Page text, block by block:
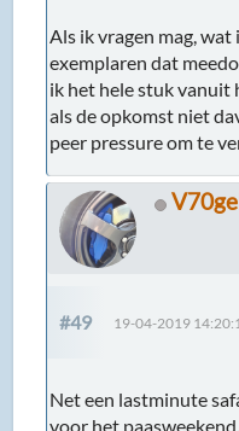
Als ik vragen mag,
exemplaren dat
ik het hele stuk vanuit
als de opkomst niet
peer pressure om te
#49 19-04-2019
Net een lastminute
voor het